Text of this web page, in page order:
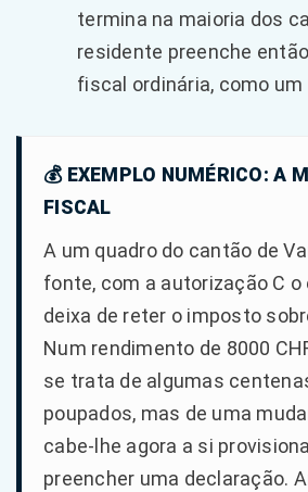
termina na maioria dos
residente preenche
fiscal ordinária, como
💰 EXEMPLO NUMÉRICO: A
FISCAL
A um quadro do cantão de
fonte, com a autorização C o
deixa de reter o imposto
Num rendimento de 8000
se trata de algumas
poupados, mas de uma
cabe-lhe agora a si
preencher uma declaração.